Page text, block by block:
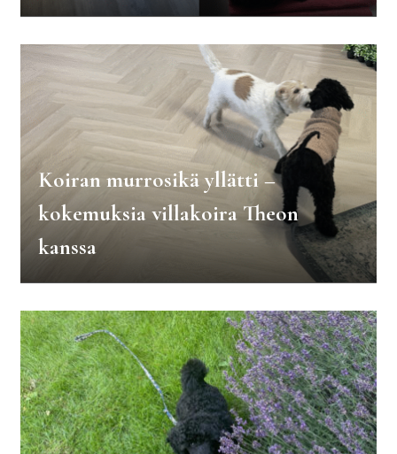
Koiran murrosikä yllätti –
kokemuksia villakoira Theon
kanssa